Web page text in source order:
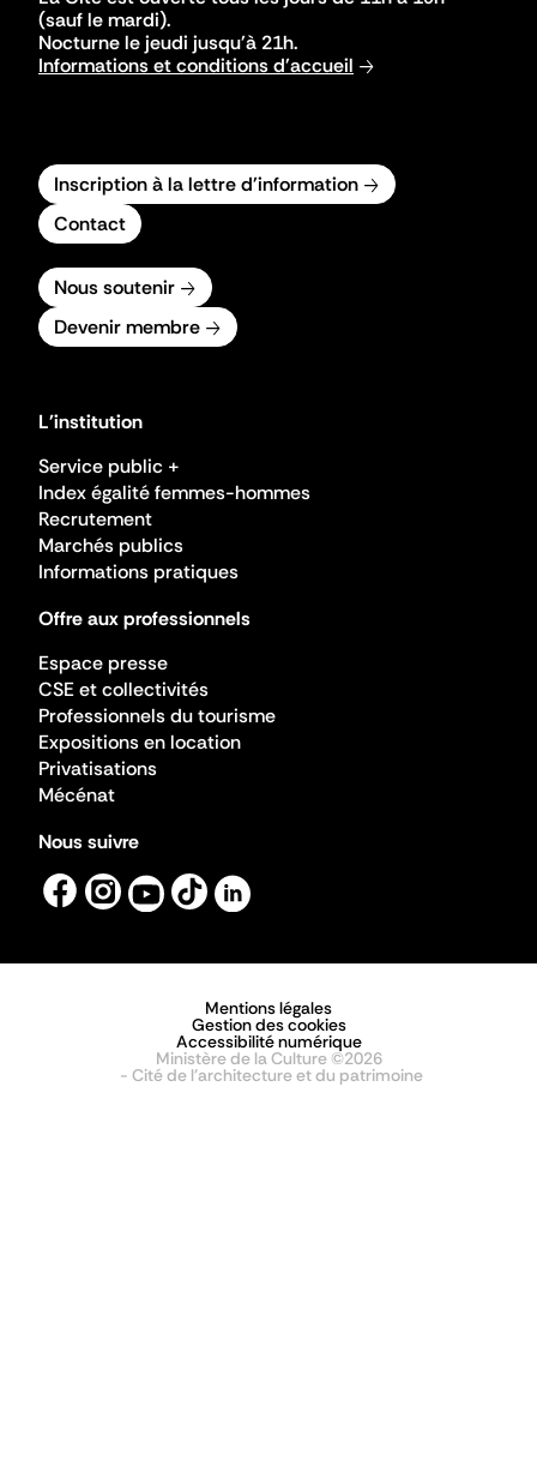
(sauf le mardi).
Nocturne le jeudi jusqu'à 21h.
Informations et conditions d'accueil
Inscription à la lettre d'information
Contact
Nous soutenir
Devenir membre
L'institution
Service public +
Index égalité femmes-hommes
Recrutement
Marchés publics
Informations pratiques
Offre aux professionnels
Espace presse
CSE et collectivités
Professionnels du tourisme
Expositions en location
Privatisations
Mécénat
Nous suivre
Mentions légales
Gestion des cookies
Accessibilité numérique
Ministère de la Culture ©2026
- Cité de l'architecture et du patrimoine